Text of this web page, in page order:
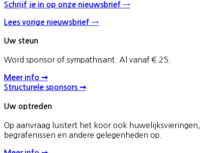
Schrijf je in op onze nieuwsbrief →
Lees vorige nieuwsbrief →
Uw steun
Word sponsor of sympathisant. Al vanaf € 25.
Meer info ➞
Structurele sponsors ➞
Uw optreden
Op aanvraag luistert het koor ook huwelijksvieringen,
begrafenissen en andere gelegenheden op.